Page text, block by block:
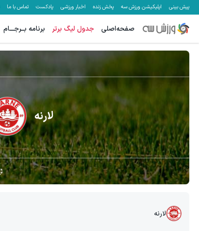
پیش بینی اپلیکیشن ورزش سه پخش زنده اخبار ورزشی پادکست تماس با ما
صفحه‌اصلی جدول لیگ برتر برنامه بــرجـــام
لارنه
لارنه